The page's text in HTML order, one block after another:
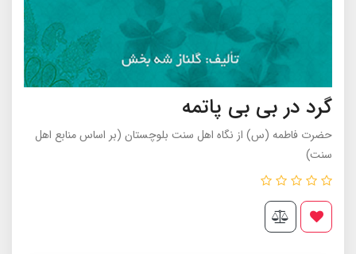
گرد در بى بى پاتمه
حضرت فاطمه (س) از نگاه اهل سنت بلوچستان (بر اساس منابع اهل
سنت)